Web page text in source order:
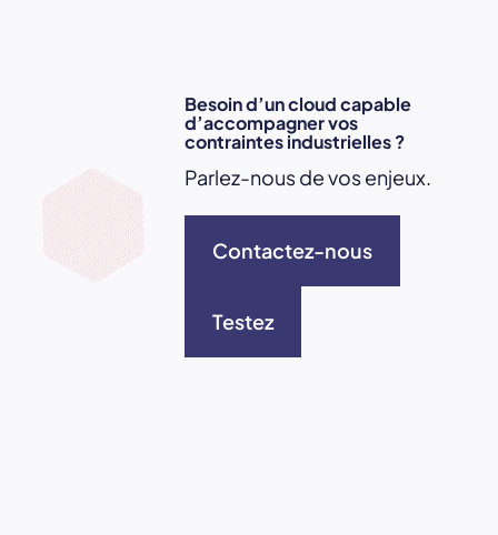
Besoin d’un cloud capable
d’accompagner vos
contraintes industrielles ?
Parlez-nous de vos enjeux.
Contactez-nous
Testez